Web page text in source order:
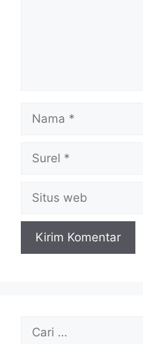
Nama
Surel
Situs
web
Cari